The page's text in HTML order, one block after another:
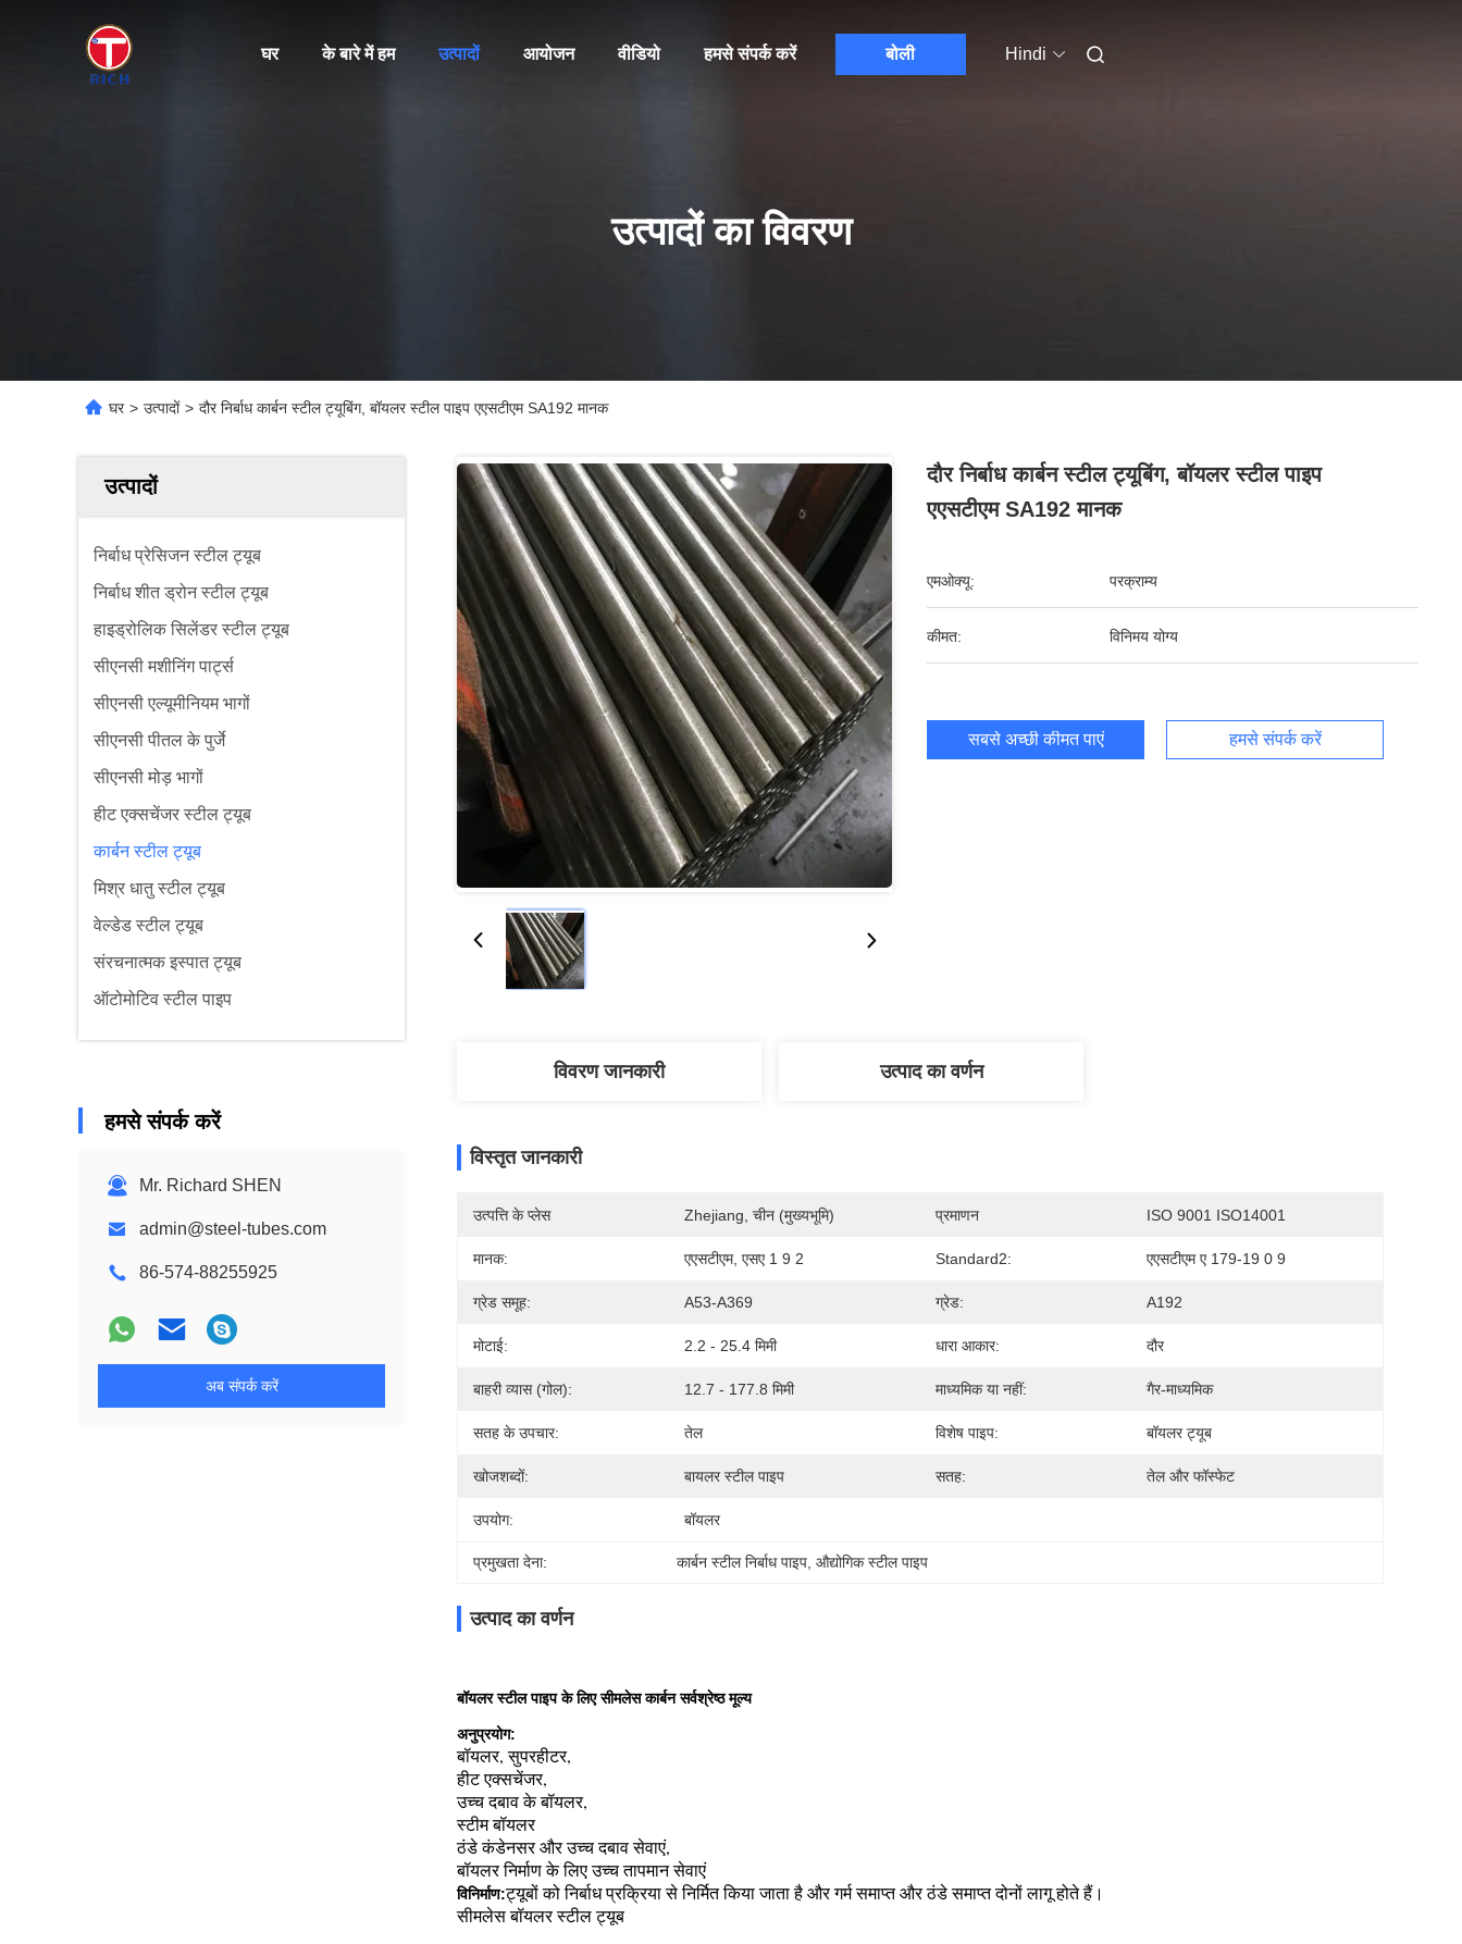
घर के बारे में हम उत्पादों आयोजन वीडियो हमसे संपर्क करें बोली Hindi
उत्पादों का विवरण
घर > उत्पादों > दौर निर्बाध कार्बन स्टील ट्यूबिंग, बॉयलर स्टील पाइप एएसटीएम SA192 मानक
उत्पादों
निर्बाध प्रेसिजन स्टील ट्यूब
निर्बाध शीत ड्रोन स्टील ट्यूब
हाइड्रोलिक सिलेंडर स्टील ट्यूब
सीएनसी मशीनिंग पार्ट्स
सीएनसी एल्यूमीनियम भागों
सीएनसी पीतल के पुर्जे
सीएनसी मोड़ भागों
हीट एक्सचेंजर स्टील ट्यूब
कार्बन स्टील ट्यूब
मिश्र धातु स्टील ट्यूब
वेल्डेड स्टील ट्यूब
संरचनात्मक इस्पात ट्यूब
ऑटोमोटिव स्टील पाइप
हमसे संपर्क करें
Mr. Richard SHEN
admin@steel-tubes.com
86-574-88255925
अब संपर्क करें
दौर निर्बाध कार्बन स्टील ट्यूबिंग, बॉयलर स्टील पाइप
एएसटीएम SA192 मानक
एमओक्यू: परक्राम्य
कीमत: विनिमय योग्य
सबसे अच्छी कीमत पाएं हमसे संपर्क करें
विवरण जानकारी उत्पाद का वर्णन
विस्तृत जानकारी
उत्पत्ति के प्लेस Zhejiang, चीन (मुख्यभूमि) प्रमाणन ISO 9001 ISO14001
मानक: एएसटीएम, एसए 1 9 2 Standard2: एएसटीएम ए 179-19 0 9
ग्रेड समूह: A53-A369 ग्रेड: A192
मोटाई: 2.2 - 25.4 मिमी धारा आकार: दौर
बाहरी व्यास (गोल): 12.7 - 177.8 मिमी माध्यमिक या नहीं: गैर-माध्यमिक
सतह के उपचार: तेल विशेष पाइप: बॉयलर ट्यूब
खोजशब्दों: बायलर स्टील पाइप सतह: तेल और फॉस्फेट
उपयोग: बॉयलर
प्रमुखता देना: कार्बन स्टील निर्बाध पाइप , औद्योगिक स्टील पाइप
उत्पाद का वर्णन
बॉयलर स्टील पाइप के लिए सीमलेस कार्बन सर्वश्रेष्ठ मूल्य
अनुप्रयोग:
बॉयलर, सुपरहीटर,
हीट एक्सचेंजर,
उच्च दबाव के बॉयलर,
स्टीम बॉयलर
ठंडे कंडेनसर और उच्च दबाव सेवाएं,
बॉयलर निर्माण के लिए उच्च तापमान सेवाएं
विनिर्माण:ट्यूबों को निर्बाध प्रक्रिया से निर्मित किया जाता है और गर्म समाप्त और ठंडे समाप्त दोनों लागू होते हैं।
सीमलेस बॉयलर स्टील ट्यूब